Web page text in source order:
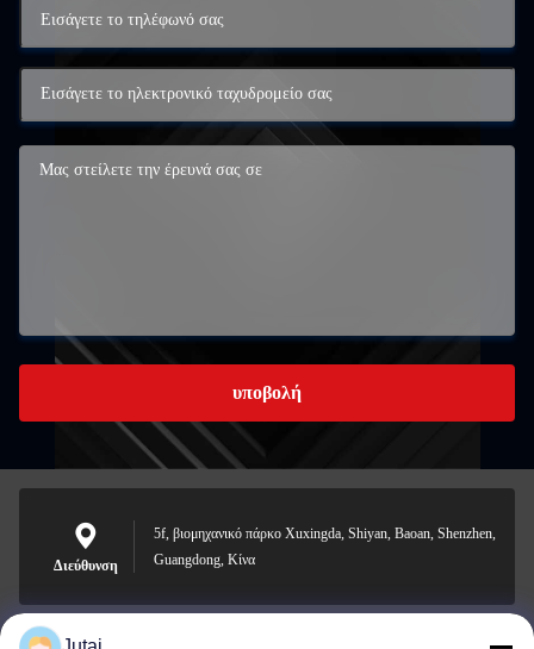
υποβολή
Διεύθυνση
5f, βιομηχανικό πάρκο Xuxingda, Shiyan, Baoan, Shenzhen,
Guangdong, Κίνα